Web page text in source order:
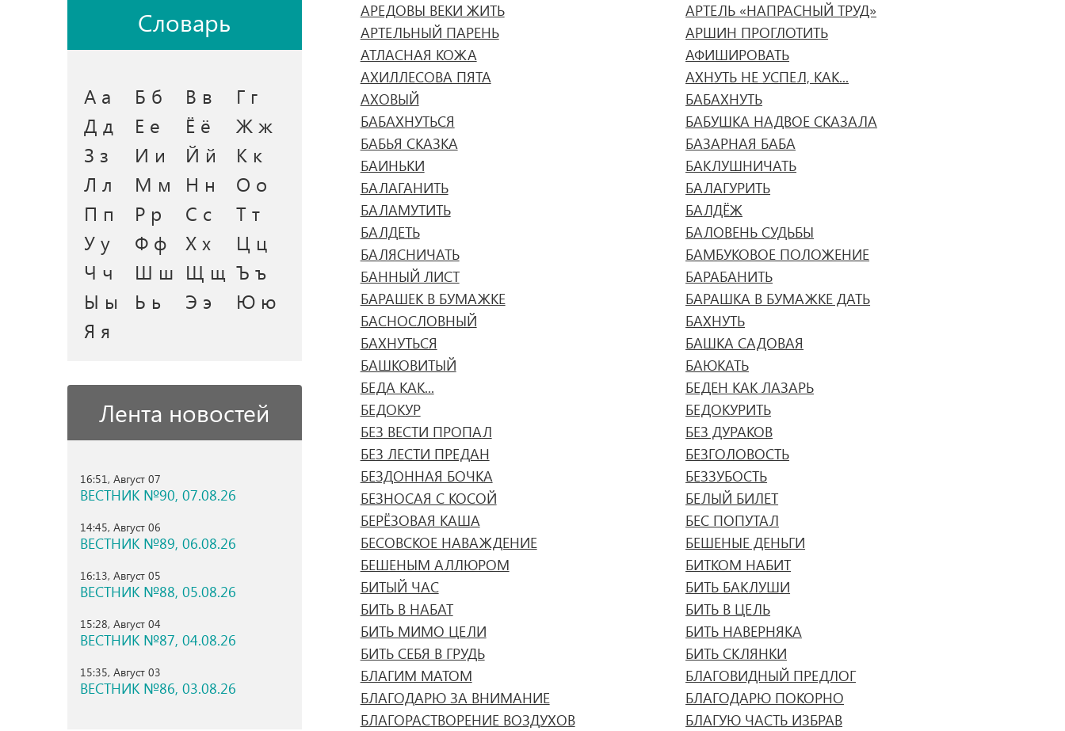
Словарь
А а Б б В в
Г г
Д д
Е е Ё ё
Ж ж
З з
И и Й й
К к
Л л
М м Н н
О о
П п
Р р С с
Т т
У у
Ф ф Х х
Ц ц
Ч ч
Ш ш Щ щ Ъ ъ
Ы ы
Ь ь Э э
Ю ю
Я я
Лента новостей
16:51, Август 07
ВЕСТНИК №90, 07.08.26
14:45, Август 06
ВЕСТНИК №89, 06.08.26
16:13, Август 05
ВЕСТНИК №88, 05.08.26
15:28, Август 04
ВЕСТНИК №87, 04.08.26
15:35, Август 03
ВЕСТНИК №86, 03.08.26
АРЕДОВЫ ВЕКИ ЖИТЬ
АРТЕЛЬ «НАПРАСНЫЙ ТРУД»
АРТЕЛЬНЫЙ ПАРЕНЬ
АРШИН ПРОГЛОТИТЬ
АТЛАСНАЯ КОЖА
АФИШИРОВАТЬ
АХИЛЛЕСОВА ПЯТА
АХНУТЬ НЕ УСПЕЛ, КАК...
АХОВЫЙ
БАБАХНУТЬ
БАБАХНУТЬСЯ
БАБУШКА НАДВОЕ СКАЗАЛА
БАБЬЯ СКАЗКА
БАЗАРНАЯ БАБА
БАИНЬКИ
БАКЛУШНИЧАТЬ
БАЛАГАНИТЬ
БАЛАГУРИТЬ
БАЛАМУТИТЬ
БАЛДЁЖ
БАЛДЕТЬ
БАЛОВЕНЬ СУДЬБЫ
БАЛЯСНИЧАТЬ
БАМБУКОВОЕ ПОЛОЖЕНИЕ
БАННЫЙ ЛИСТ
БАРАБАНИТЬ
БАРАШЕК В БУМАЖКЕ
БАРАШКА В БУМАЖКЕ ДАТЬ
БАСНОСЛОВНЫЙ
БАХНУТЬ
БАХНУТЬСЯ
БАШКА САДОВАЯ
БАШКОВИТЫЙ
БАЮКАТЬ
БЕДА КАК...
БЕДЕН КАК ЛАЗАРЬ
БЕДОКУР
БЕДОКУРИТЬ
БЕЗ ВЕСТИ ПРОПАЛ
БЕЗ ДУРАКОВ
БЕЗ ЛЕСТИ ПРЕДАН
БЕЗГОЛОВОСТЬ
БЕЗДОННАЯ БОЧКА
БЕЗЗУБОСТЬ
БЕЗНОСАЯ С КОСОЙ
БЕЛЫЙ БИЛЕТ
БЕРЁЗОВАЯ КАША
БЕС ПОПУТАЛ
БЕСОВСКОЕ НАВАЖДЕНИЕ
БЕШЕНЫЕ ДЕНЬГИ
БЕШЕНЫМ АЛЛЮРОМ
БИТКОМ НАБИТ
БИТЫЙ ЧАС
БИТЬ БАКЛУШИ
БИТЬ В НАБАТ
БИТЬ В ЦЕЛЬ
БИТЬ МИМО ЦЕЛИ
БИТЬ НАВЕРНЯКА
БИТЬ СЕБЯ В ГРУДЬ
БИТЬ СКЛЯНКИ
БЛАГИМ МАТОМ
БЛАГОВИДНЫЙ ПРЕДЛОГ
БЛАГОДАРЮ ЗА ВНИМАНИЕ
БЛАГОДАРЮ ПОКОРНО
БЛАГОРАСТВОРЕНИЕ ВОЗДУХОВ
БЛАГУЮ ЧАСТЬ ИЗБРАВ